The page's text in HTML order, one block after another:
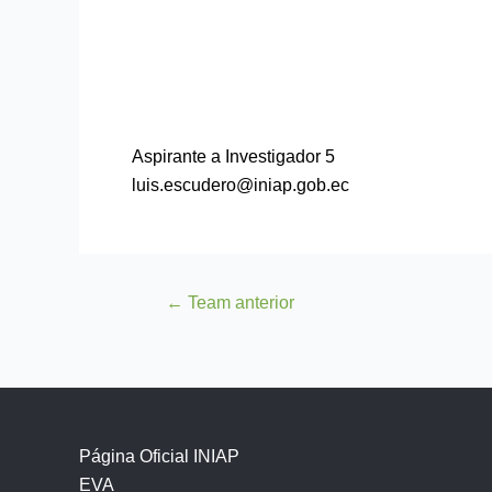
Aspirante a Investigador 5
luis.escudero@iniap.gob.ec
← Team anterior
Página Oficial INIAP
EVA